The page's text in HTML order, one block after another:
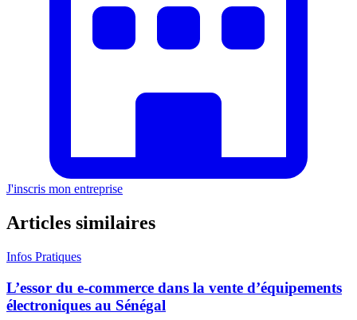
J'inscris mon entreprise
Articles similaires
Infos Pratiques
L’essor du e-commerce dans la vente d’équipements
électroniques au Sénégal